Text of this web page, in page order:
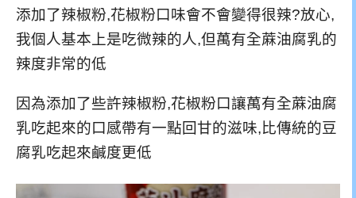
添加了辣椒粉,花椒粉口味會不會變得很辣?放心,
我個人基本上是吃微辣的人,但萬有全蔴油腐乳的
辣度非常的低
因為添加了些許辣椒粉,花椒粉口讓萬有全蔴油腐
乳吃起來的口感帶有一點回甘的滋味,比傳統的豆
腐乳吃起來鹹度更低